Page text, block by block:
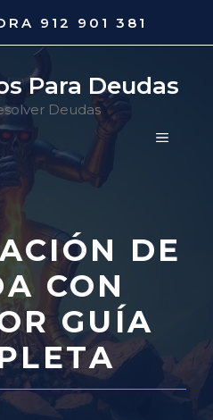
912 901 381
Para Deudas
Deudas
MENÚ
DE
CON
GUÍA